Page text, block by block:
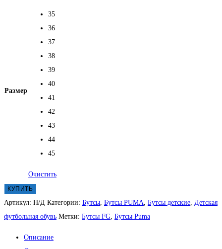
Размер
35
36
37
38
39
40
41
42
43
44
45
Очистить
КУПИТЬ
Артикул: Н/Д Категории: Бутсы Бутсы PUMA Бутсы детские Детская
футбольная обувь Метки: Бутсы FG Бутсы Puma
Описание